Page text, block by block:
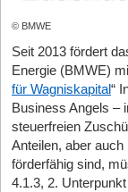
Hamburg-
Förderdatenbank :
Fördermittel
Avale für
Förderdatenbank:
Fördermittel Avale
© BMWE
Seit 2013 fördert
Energie (BMWE)
für Wagniskapital“
Business Angels –
steuerfreien
Anteilen, aber auch
förderfähig sind,
4.1.3, 2.